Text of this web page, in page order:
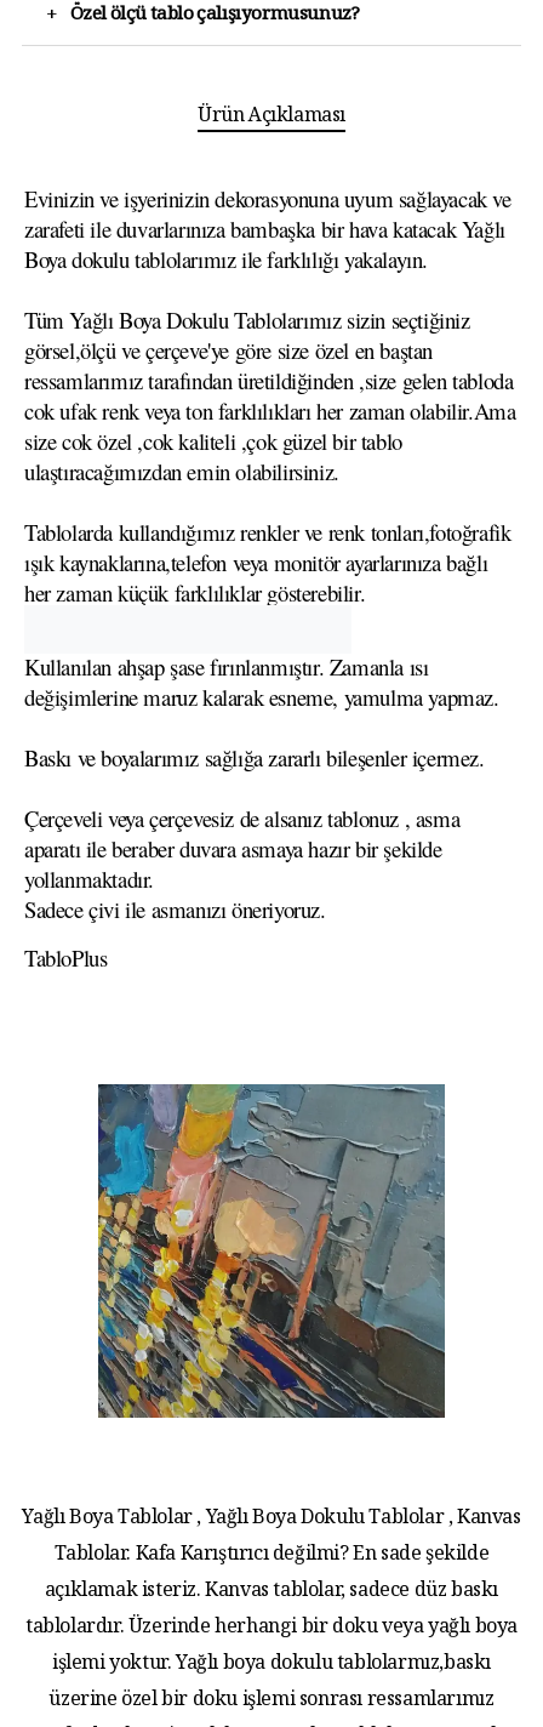
+ Özel ölçü tablo çalışıyormusunuz?
Ürün Açıklaması
Evinizin ve işyerinizin dekorasyonuna uyum sağlayacak ve
zarafeti ile duvarlarınıza bambaşka bir hava katacak Yağlı
Boya dokulu tablolarımız ile farklılığı yakalayın.
Tüm Yağlı Boya Dokulu Tablolarımız sizin seçtiğiniz
görsel,ölçü ve çerçeve'ye göre size özel en baştan
ressamlarımız tarafından üretildiğinden ,size gelen tabloda
cok ufak renk veya ton farklılıkları her zaman olabilir.Ama
size cok özel ,cok kaliteli ,çok güzel bir tablo
ulaştıracağımızdan emin olabilirsiniz.
Tablolarda kullandığımız renkler ve renk tonları,fotoğrafik
ışık kaynaklarına,telefon veya monitör ayarlarınıza bağlı
her zaman küçük farklılıklar gösterebilir.
Kullanılan ahşap şase fırınlanmıştır. Zamanla ısı
değişimlerine maruz kalarak esneme, yamulma yapmaz.
Baskı ve boyalarımız sağlığa zararlı bileşenler içermez.
Çerçeveli veya çerçevesiz de alsanız tablonuz , asma
aparatı ile beraber duvara asmaya hazır bir şekilde
yollanmaktadır.
Sadece çivi ile asmanızı öneriyoruz.
TabloPlus
Yağlı Boya Tablolar , Yağlı Boya Dokulu Tablolar , Kanvas
Tablolar. Kafa Karıştırıcı değilmi? En sade şekilde
açıklamak isteriz. Kanvas tablolar, sadece düz baskı
tablolardır. Üzerinde herhangi bir doku veya yağlı boya
işlemi yoktur. Yağlı boya dokulu tablolarmız,baskı
üzerine özel bir doku işlemi sonrası ressamlarımız